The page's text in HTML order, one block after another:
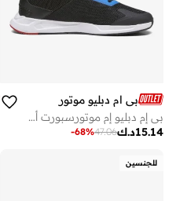
بي ام دبليو موتور سبورت
بي إم دبليو إم موتورسبورت أيونيك سبيد
د.ك15.14
47.06
-68%
للجنسين